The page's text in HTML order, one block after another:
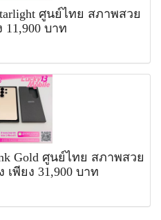
ศูนย์ไทย สภาพสวย
11,900 บาท
Gold ศูนย์ไทย สภาพสวย
เพียง 31,900 บาท